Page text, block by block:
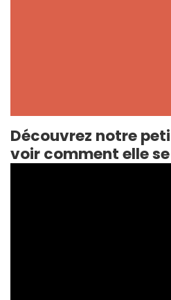
Découvrez notre
voir comment elle